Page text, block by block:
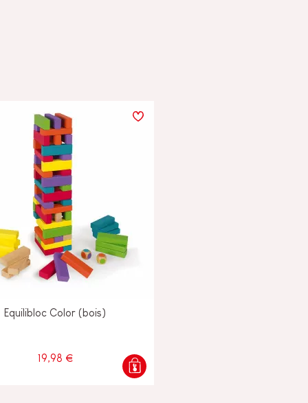
Equilibloc Color (bois)
19,98 €